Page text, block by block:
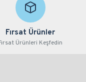
Fırsat Ürünler
Ürünleri Keşfedin